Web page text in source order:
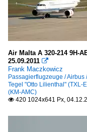
Air Malta A 320-214 9H-
25.09.2011 
Frank Maczkowicz
Passagierflugzeuge / Airbus
Tegel "Otto Lilienthal" (TXL-
(KM-AMC)
 420 1024x641 Px,